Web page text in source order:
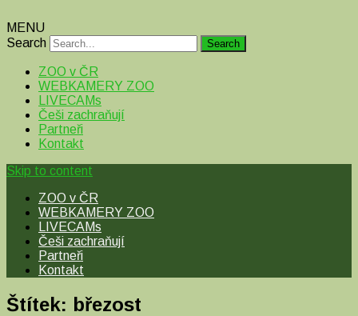
MENU
Search
ZOO v ČR
WEBKAMERY ZOO
LIVECAMs
Češi zachraňují
Partneři
Kontakt
Skip to content
ZOO v ČR
WEBKAMERY ZOO
LIVECAMs
Češi zachraňují
Partneři
Kontakt
Štítek: březost